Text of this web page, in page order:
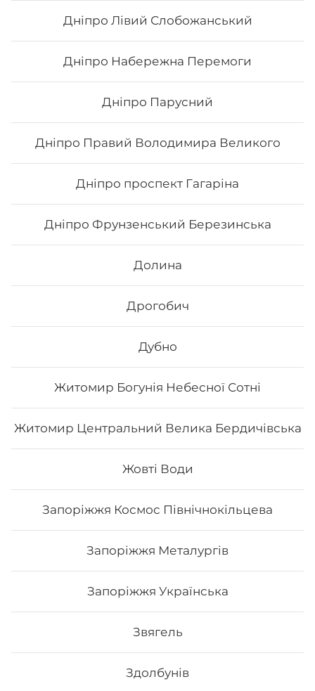
Дніпро Лівий Слобожанський
Дніпро Набережна Перемоги
Дніпро Парусний
Дніпро Правий Володимира Великого
Дніпро проспект Гагаріна
Дніпро Фрунзенський Березинська
Долина
Дрогобич
Дубно
Житомир Богунія Небесної Сотні
Житомир Центральний Велика Бердичівська
Жовті Води
Запоріжжя Космос Північнокільцева
Запоріжжя Металургів
Запоріжжя Українська
Звягель
Здолбунів
Сет "Від Шефа"
Вага: 1450 г Склад: рол гриль голд, авокадо рол з
862
Сет «Сезам»
Вага: 1040 г Склад: Хіко Мак, Чіз рол, Каліфорнія зі